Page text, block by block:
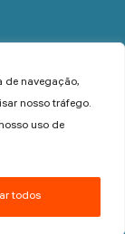
de navegação,
nosso tráfego.
uso de
todos
reservados.